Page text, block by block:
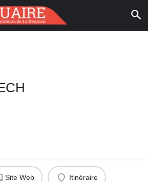
Site Web Itinéraire